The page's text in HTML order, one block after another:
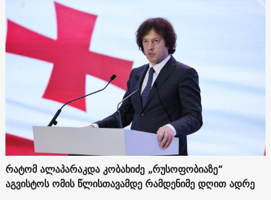
რატომ ალაპარაკდა კობახიძე „რუსოფობიაზე“
აგვისტოს ომის წლისთავამდე რამდენიმე დღით ადრე